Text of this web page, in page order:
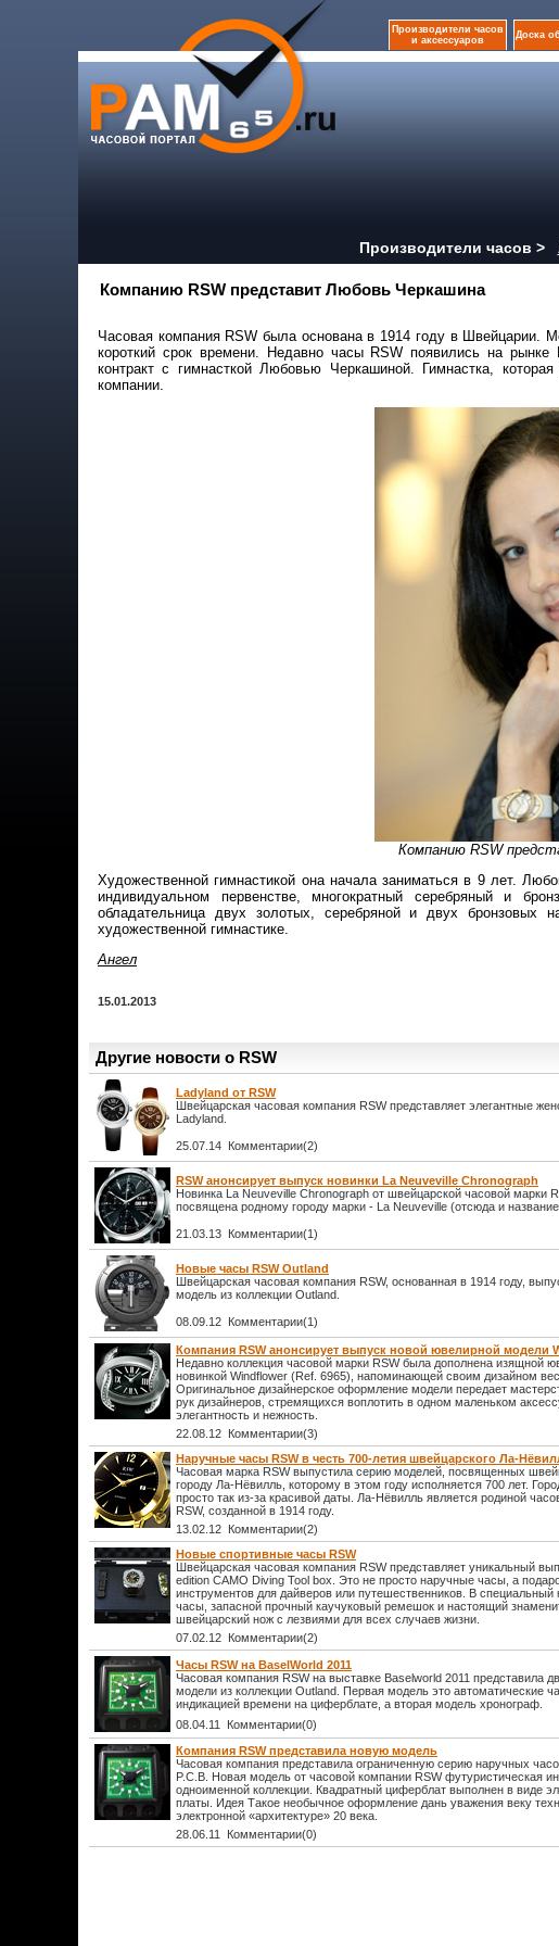
Производители часов
и аксессуаров
Доска
Производители часов >
Компанию RSW представит Любовь Черкашина
Часовая компания RSW была основана в 1914 году в Швейцарии.
короткий срок времени. Недавно часы RSW появились на
контракт с гимнасткой Любовью Черкашиной. Гимнастка,
компании.
Компанию RSW
Художественной гимнастикой она начала заниматься в 9 лет.
индивидуальном первенстве, многократный серебряный и
обладательница двух золотых, серебряной и двух бронзовых
художественной гимнастике.
Ангел
15.01.2013
Другие новости о RSW
Ladyland от RSW
Швейцарская часовая компания RSW представляет элегантные
Ladyland.
25.07.14 Комментарии(2)
RSW анонсирует выпуск новинки La Neuveville Chronograph
Новинка La Neuveville Chronograph от швейцарской часовой марки
посвящена родному городу марки - La Neuveville (отсюда и название
21.03.13 Комментарии(1)
Новые часы RSW Outland
Швейцарская часовая компания RSW, основанная в 1914 году,
модель из коллекции Outland.
08.09.12 Комментарии(1)
Компания RSW анонсирует выпуск новой ювелирной модели
Недавно коллекция часовой марки RSW была дополнена изящной
новинкой Windflower (Ref. 6965), напоминающей своим дизайном
Оригинальное дизайнерское оформление модели передает
рук дизайнеров, стремящихся воплотить в одном маленьком
элегантность и нежность.
22.08.12 Комментарии(3)
Наручные часы RSW в честь 700-летия швейцарского Ла-
Часовая марка RSW выпустила серию моделей, посвященных
городу Ла-Нёвилль, которому в этом году исполняется 700 лет.
просто так из-за красивой даты. Ла-Нёвилль является родиной
RSW, созданной в 1914 году.
13.02.12 Комментарии(2)
Новые спортивные часы RSW
Швейцарская часовая компания RSW представляет уникальный
edition CAMO Diving Tool box. Это не просто наручные часы, а
инструментов для дайверов или путешественников. В специальный
часы, запасной прочный каучуковый ремешок и настоящий
швейцарский нож с лезвиями для всех случаев жизни.
07.02.12 Комментарии(2)
Часы RSW на BaselWorld 2011
Часовая компания RSW на выставке Baselworld 2011 представила
модели из коллекции Outland. Первая модель это автоматические
индикацией времени на циферблате, а вторая модель хронограф.
08.04.11 Комментарии(0)
Компания RSW представила новую модель
Часовая компания представила ограниченную серию наручных
P.C.B. Новая модель от часовой компании RSW футуристическая
одноименной коллекции. Квадратный циферблат выполнен в виде
платы. Идея Такое необычное оформление дань уважения веку
электронной «архитектуре» 20 века.
28.06.11 Комментарии(0)